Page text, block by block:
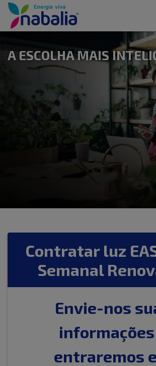
A ESCOLHA MAIS
Contratar luz
Semanal
Envie-nos
entraremos